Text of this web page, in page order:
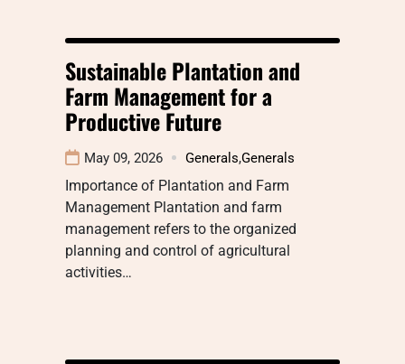
Sustainable Plantation and
Farm Management for a
Productive Future
May 09, 2026 Generals,Generals
Importance of Plantation and Farm
Management Plantation and farm
management refers to the organized
planning and control of agricultural
activities…